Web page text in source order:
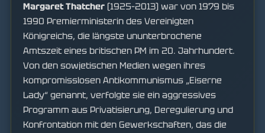
Margaret Thatcher (1925–2013) war von 1979 bis
1990 Premierministerin des Vereinigten
Königreichs, die längste ununterbrochene
Amtszeit eines britischen PM im 20. Jahrhundert.
Von den sowjetischen Medien wegen ihres
kompromisslosen Antikommunismus „Eiserne
Lady“ genannt, verfolgte sie ein aggressives
Programm aus Privatisierung, Deregulierung und
Konfrontation mit den Gewerkschaften, das die